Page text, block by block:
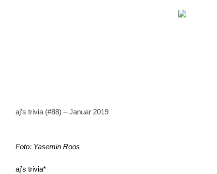
aj’s trivia (#88) – Januar 2019
Foto: Yasemin Roos
aj’s trivia*